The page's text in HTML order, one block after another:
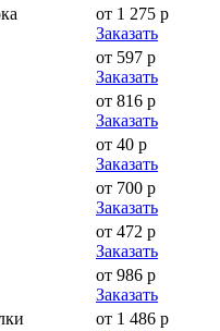
от 1 275 р
Заказать
от 597 р
Заказать
от 816 р
Заказать
от 40 р
Заказать
от 700 р
Заказать
от 472 р
Заказать
от 986 р
Заказать
от 1 486 р